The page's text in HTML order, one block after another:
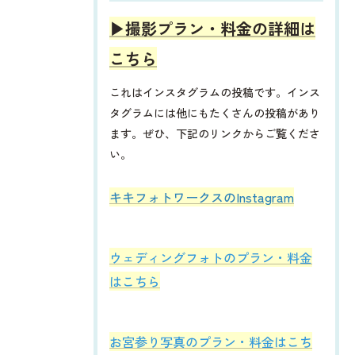
▶︎撮影プラン・料金の詳細は
こちら
これはインスタグラムの投稿です。インス
タグラムには他にもたくさんの投稿があり
ます。ぜひ、下記のリンクからご覧くださ
い。
​​​​キキフォトワークスのInstagram
ウェディングフォトのプラン・料金
はこちら
お宮参り写真のプラン・料金はこち